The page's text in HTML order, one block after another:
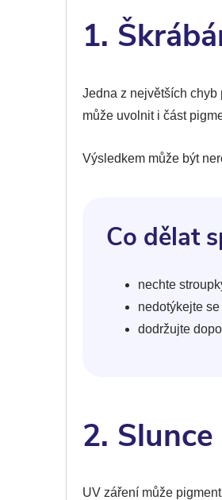
1.
Jedna z největších chyb
může uvolnit i část
Výsledkem může být
Co dělat
nechte
nedotýkejte
dodržujte
2.
UV záření může